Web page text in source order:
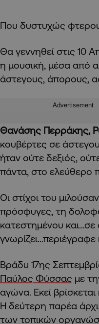
Που δυστυχώς
Θα γεννηθεί στις 10
η μουσική, μέσα από
άστεγους, άπορους,
Advertisement
Θανάσης Περράκης,
κουβέρτες σε
ήταν ούτε δεξιός,
πάντα, στο ελεύθερο
Οι στίχοι του
πρόσφυγες, τη
κατεστημένου
γνωρίζει…περιέγραφε
Βράδυ 17ης
Παύλος Φύσσας με
αγώνα. Εκεί
Η δεύτερη παρέα
των τοπικών